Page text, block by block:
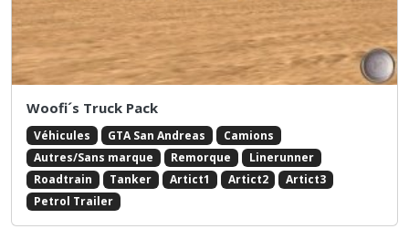
Woofi´s Truck Pack
Véhicules GTA San Andreas
Camions
Autres/Sans marque
Remorque
Linerunner
Roadtrain
Tanker Artict1 Artict2
Artict3
Petrol Trailer